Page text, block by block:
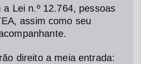
a Lei n.º 12.764, pessoas
assim como seu
direito a meia entrada: